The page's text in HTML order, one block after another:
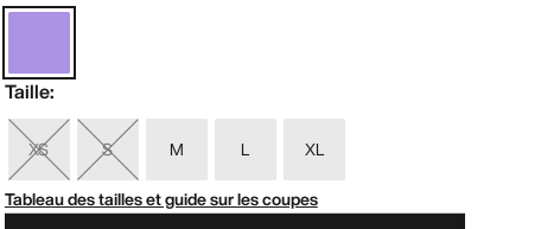
Taille:
XS S M L
XL
Tableau des tailles et guide sur les coupes